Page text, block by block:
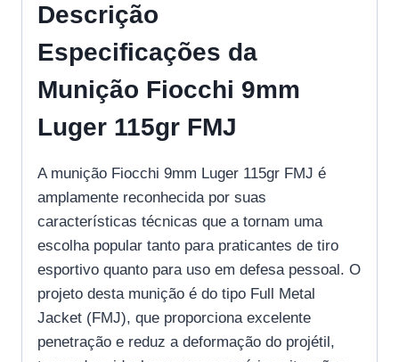
Descrição
Especificações da
Munição Fiocchi 9mm
Luger 115gr FMJ
A munição Fiocchi 9mm Luger 115gr FMJ é
amplamente reconhecida por suas
características técnicas que a tornam uma
escolha popular tanto para praticantes de tiro
esportivo quanto para uso em defesa pessoal. O
projeto desta munição é do tipo Full Metal
Jacket (FMJ), que proporciona excelente
penetração e reduz a deformação do projétil,